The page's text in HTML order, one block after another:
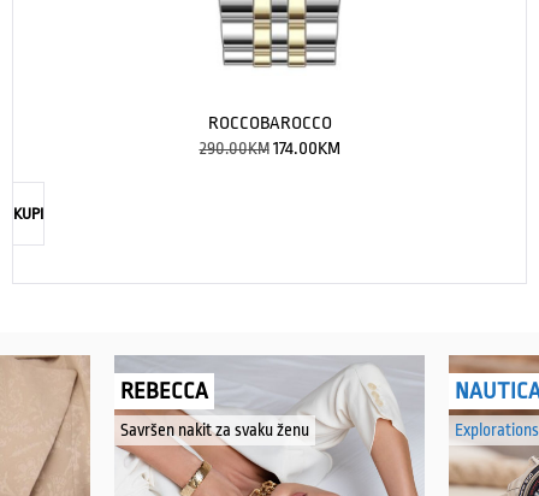
ROCCOBAROCCO
290.00KM 174.00KM
KUPI
REBECCA
Savršen nakit za svaku ženu